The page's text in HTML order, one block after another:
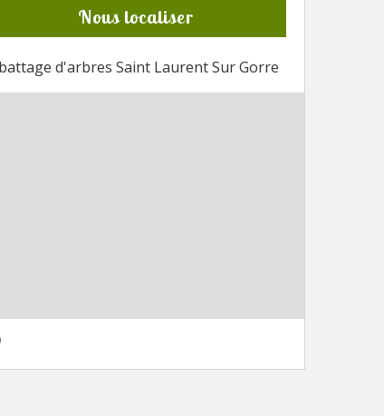
Nous localiser
d'arbres Saint Laurent Sur Gorre